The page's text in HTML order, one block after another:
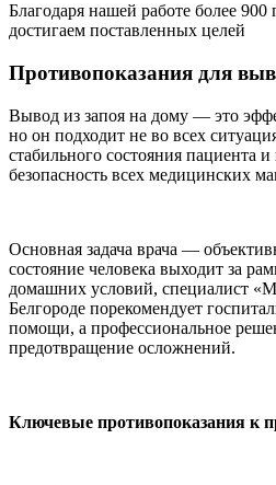
Благодаря нашей работе более
достигаем поставленных целей
Противопоказания для
Вывод из запоя на дому — это
но он подходит не во всех
стабильного состояния пациента
безопасность всех медицинских
Основная задача врача —
состояние человека выходит за
домашних условий, специалист
Белгороде порекомендует
помощи, а профессиональное
предотвращение осложнений.
Ключевые противопоказания к